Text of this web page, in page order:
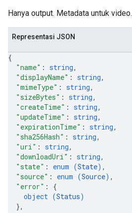
Hanya output. Metadata untuk video.
Representasi JSON
{
"name" : string,
"displayName" : string,
"mimeType" : string,
"sizeBytes" : string,
"createTime" : string,
"updateTime" : string,
"expirationTime" : string,
"sha256Hash" : string,
"uri" : string,
"downloadUri" : string,
"state" : enum (State) ,
"source" : enum (Source) ,
"error" : {
object (Status)
},